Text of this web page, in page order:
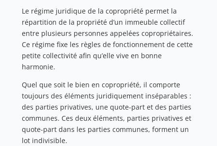
Le régime juridique de la copropriété permet la
répartition de la propriété d’un immeuble collectif
entre plusieurs personnes appelées copropriétaires.
Ce régime fixe les règles de fonctionnement de cette
petite collectivité afin qu’elle vive en bonne
harmonie.
Quel que soit le bien en copropriété, il comporte
toujours des éléments juridiquement inséparables :
des parties privatives, une quote-part et des parties
communes. Ces deux éléments, parties privatives et
quote-part dans les parties communes, forment un
lot indivisible.